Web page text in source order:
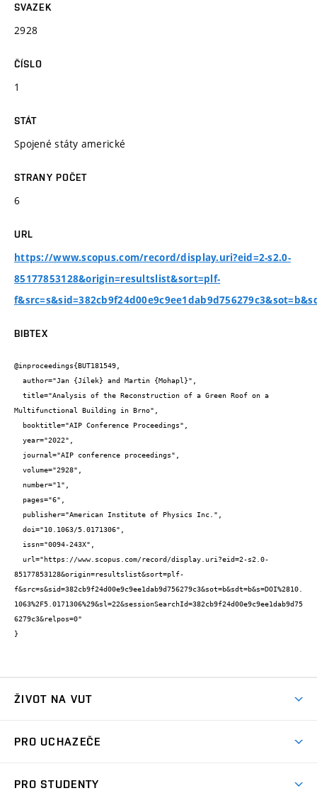
SVAZEK
2928
ČÍSLO
1
STÁT
Spojené státy americké
STRANY POČET
6
URL
https://www.scopus.com/record/display.uri?eid=2-s2.0-
85177853128&origin=resultslist&sort=plf-
BIBTEX
@inproceedings{BUT181549,
Multifunctional Building in Brno",
85177853128&origin=resultslist&sort=plf-
f&src=s&sid=382cb9f24d00e9c9ee1dab9d756279c3&sot=b&sdt=b&s=DOI%2810.
1063%2F5.0171306%29&sl=22&sessionSearchId=382cb9f24d00e9c9ee1dab9d75
6279c3&relpos=0"
}
ŽIVOT NA VUT
Koleje
PRO UCHAZEČE
PRO STUDENTY